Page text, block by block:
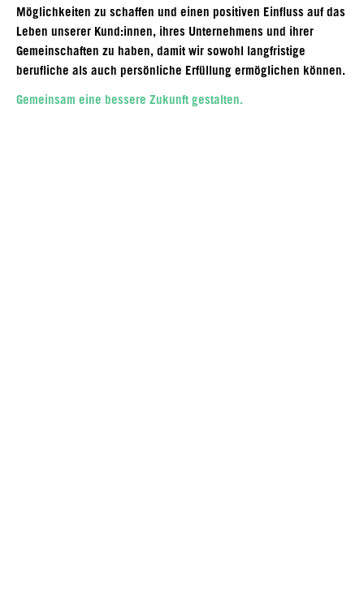
Möglichkeiten zu schaffen und einen positiven Einfluss auf das
Leben unserer Kund:innen, ihres Unternehmens und ihrer
Gemeinschaften zu haben, damit wir sowohl langfristige
berufliche als auch persönliche Erfüllung ermöglichen können.
Gemeinsam eine bessere Zukunft gestalten.